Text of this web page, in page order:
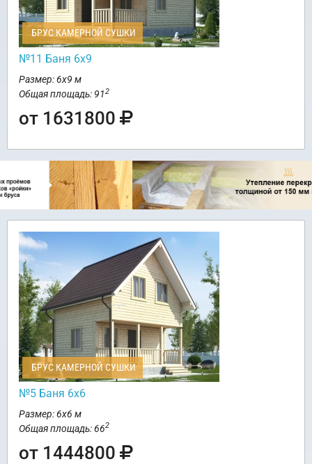
БРУС КАМЕРНОЙ СУШКИ
№11 Баня 6х9
Размер: 6х9 м
Общая площадь: 912
от 1631800
БРУС КАМЕРНОЙ СУШКИ
№5 Баня 6х6
Размер: 6х6 м
Общая площадь: 662
от 1444800